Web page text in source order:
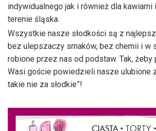
indywidualnego jak i również dla kawiarni
terenie śląska.
Wszystkie nasze słodkości są z
bez ulepszaczy smaków, bez chemii i w
robione przez nas od podstaw. Tak,
Wasi goście powiedzieli nasze ulubione
takie nie za słodkie”!